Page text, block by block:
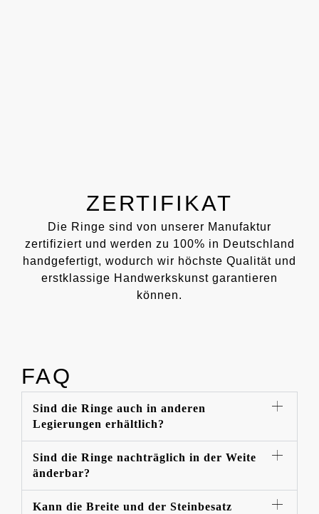
ZERTIFIKAT
Die Ringe sind von unserer Manufaktur
zertifiziert und werden zu 100% in Deutschland
handgefertigt, wodurch wir höchste Qualität und
erstklassige Handwerkskunst garantieren
können.
FAQ
Sind die Ringe auch in anderen
Legierungen erhältlich?
Sind die Ringe nachträglich in der Weite
änderbar?
Kann die Breite und der Steinbesatz